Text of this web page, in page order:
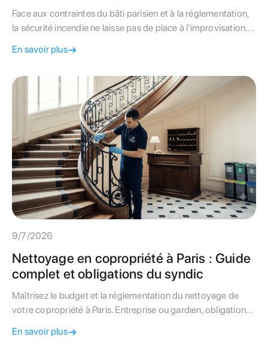
Face aux contraintes du bâti parisien et à la réglementation,
la sécurité incendie ne laisse pas de place à l'improvisation.
contrôle et les leviers de financement pour votre immeuble.
En savoir plus
9/7/2026
Nettoyage en copropriété à Paris : Guide
complet et obligations du syndic
Maîtrisez le budget et la réglementation du nettoyage de
votre copropriété à Paris. Entreprise ou gardien, obligations
découvrez notre guide d'expert.
En savoir plus